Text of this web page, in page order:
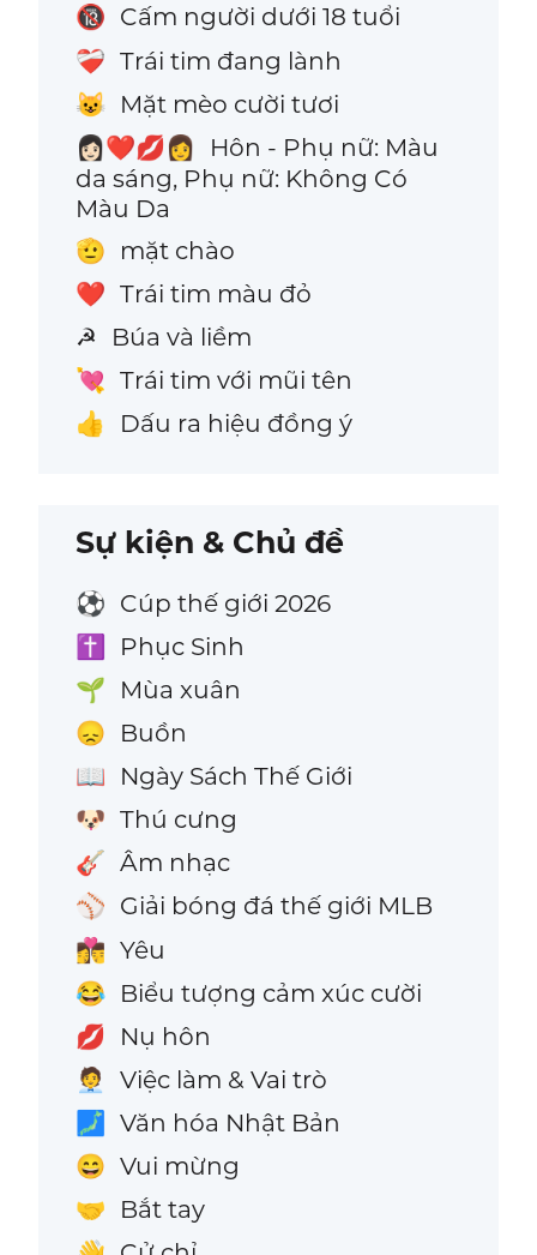
🔞 Cấm người dưới 18 tuổi
❤️‍🩹 Trái tim đang lành
😺 Mặt mèo cười tươi
👩🏻‍❤️‍💋‍👩
Hôn - Phụ nữ: Màu
da sáng, Phụ nữ: Không Có
Màu Da
🫡 mặt chào
❤️ Trái tim màu đỏ
☭ Búa và liềm
💘 Trái tim với mũi tên
👍 Dấu ra hiệu đồng ý
Sự kiện & Chủ đề
⚽ Cúp thế giới 2026
✝️ Phục Sinh
🌱 Mùa xuân
😞 Buồn
📖 Ngày Sách Thế Giới
🐶 Thú cưng
🎸 Âm nhạc
⚾ Giải bóng đá thế giới MLB
👩‍❤️‍💋‍👨 Yêu
😂 Biểu tượng cảm xúc cười
💋 Nụ hôn
🧑‍💼 Việc làm & Vai trò
🗾 Văn hóa Nhật Bản
😄 Vui mừng
🤝 Bắt tay